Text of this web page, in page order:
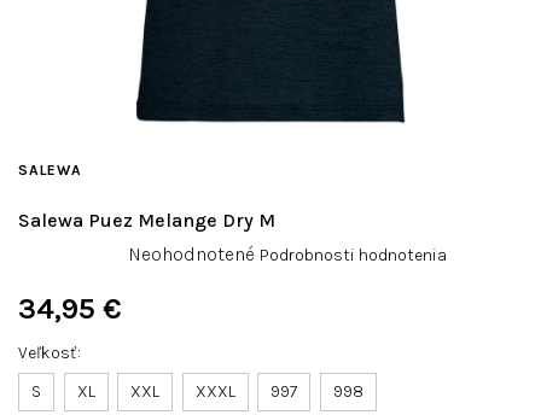
Veľkosť
S
XL XXL XXXL 997 998
34,95 €
Salewa Puez Melange Dry M
SALEWA
Priemerné
z
5
Neohodnotené Podrobnosti hodnotenia